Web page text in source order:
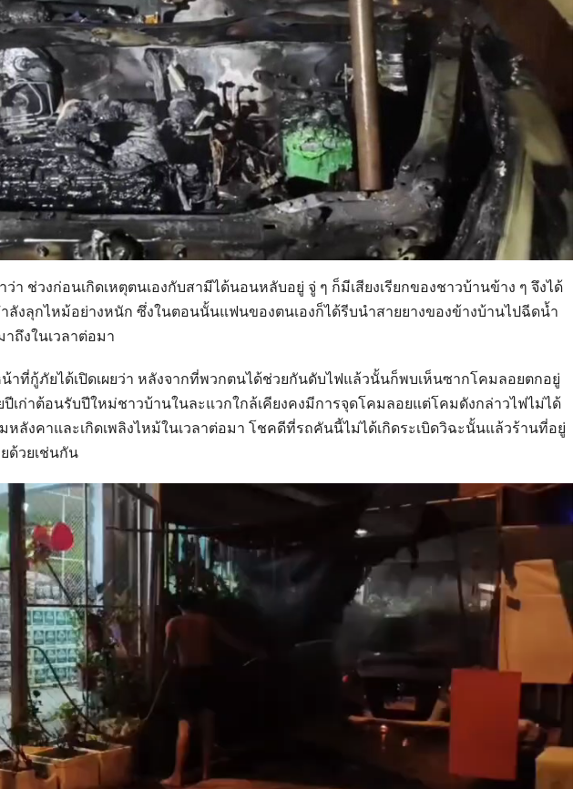
ว่า ช่วงก่อนเกิดเหตุตนเองกับสามีได้นอนหลับอยู่ จู่ ๆ ก็มีเสียงเรียกของชาวบ้านข้าง ๆ จึงได้
ลังลุกไหม้อย่างหนัก ซึ่งในตอนนั้นแฟนของตนเองก็ได้รีบนำสายยางของข้างบ้านไปฉีดน้ำ
ถึงในเวลาต่อมา
น้าที่กู้ภัยได้เปิดเผยว่า หลังจากที่พวกตนได้ช่วยกันดับไฟแล้วนั้นก็พบเห็นซากโคมลอยตกอยู่
ปีเก่าต้อนรับปีใหม่ชาวบ้านในละแวกใกล้เคียงคงมีการจุดโคมลอยแต่โคมดังกล่าวไฟไม่ได้
ลังคาและเกิดเพลิงไหม้ในเวลาต่อมา โชคดีที่รถคันนี้ไม่ได้เกิดระเบิดวิฉะนั้นแล้วร้านที่อยู่
ด้วยเช่นกัน